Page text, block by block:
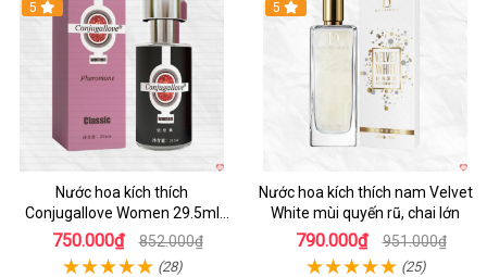
5
Nước hoa kích thích
Conjugallove Women 29.5ml
tăng ham muốn quyến rũ mãnh
liệt
750.000₫ 852.000₫
(28)
5
Nước hoa kích thích nam Velvet
White mùi quyến rũ, chai lớn
790.000₫ 951.000₫
(25)